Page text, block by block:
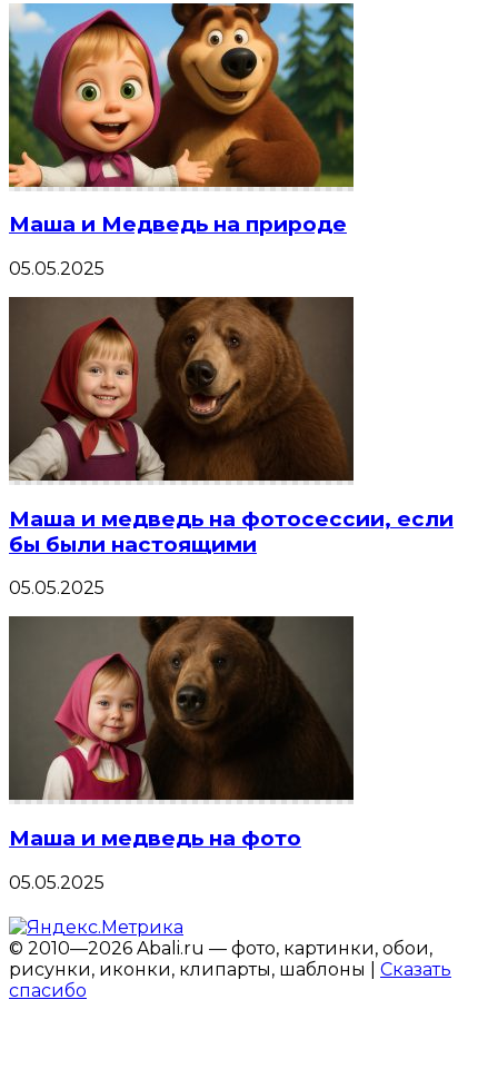
Маша и Медведь на природе
05.05.2025
Маша и медведь на фотосессии, если
бы были настоящими
05.05.2025
Маша и медведь на фото
05.05.2025
© 2010—2026 Abali.ru — фото, картинки, обои,
рисунки, иконки, клипарты, шаблоны | Сказать
спасибо